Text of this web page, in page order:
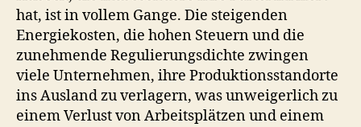
hat, ist in vollem Gange. Die steigenden
Energiekosten, die hohen Steuern und die
zunehmende Regulierungsdichte zwingen
viele Unternehmen, ihre Produktionsstandorte
ins Ausland zu verlagern, was unweigerlich zu
einem Verlust von Arbeitsplätzen und einem